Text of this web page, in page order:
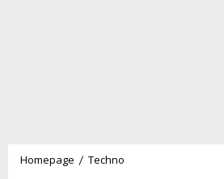
Homepage / Techno